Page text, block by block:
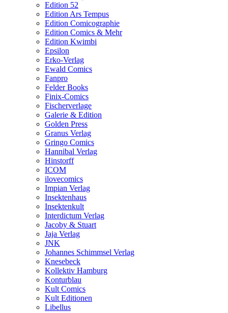
Edition 52
Edition Ars Tempus
Edition Comicographie
Edition Comics & Mehr
Edition Kwimbi
Epsilon
Erko-Verlag
Ewald Comics
Fanpro
Felder Books
Finix-Comics
Fischerverlage
Galerie & Edition
Golden Press
Granus Verlag
Gringo Comics
Hannibal Verlag
Hinstorff
ICOM
ilovecomics
Impian Verlag
Insektenhaus
Insektenkult
Interdictum Verlag
Jacoby & Stuart
Jaja Verlag
JNK
Johannes Schimmsel Verlag
Knesebeck
Kollektiv Hamburg
Konturblau
Kult Comics
Kult Editionen
Libellus